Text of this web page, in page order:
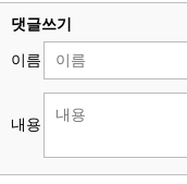
댓글쓰기
이름
내용